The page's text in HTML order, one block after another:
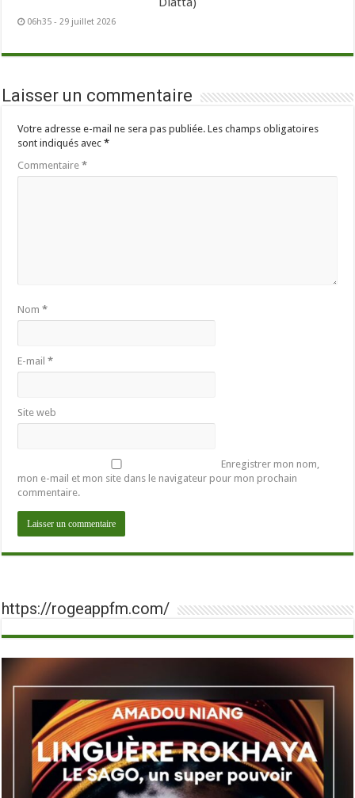
06h35 - 29 juillet 2026
Laisser un commentaire
Votre adresse e-mail ne sera pas publiée. Les champs obligatoires
sont indiqués avec*
Commentaire*
Nom*
E-mail*
Site web
Enregistrer mon nom,
mon e-mail et mon site dans le navigateur pour mon prochain
commentaire.
https://rogeappfm.com/